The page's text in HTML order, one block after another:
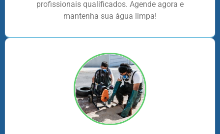
profissionais qualificados. Agende agora e
mantenha sua água limpa!